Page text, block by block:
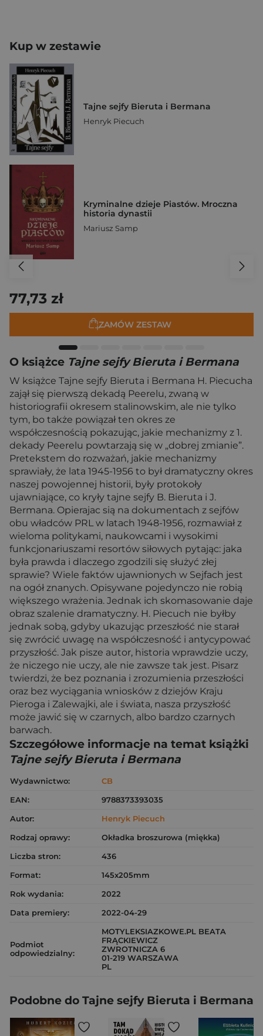
Kup w zestawie
Tajne sejfy Bieruta i Bermana
Henryk Piecuch
Kryminalne dzieje Piastów. Mroczna
historia dynastii
Mariusz Samp
77,73 zł
ZAMÓW ZESTAW
O książce Tajne sejfy Bieruta i Bermana
W książce Tajne sejfy Bieruta i Bermana H. Piecucha
zajął się pierwszą dekadą Peerelu, zwaną w
historiografii okresem stalinowskim, ale nie tylko
tym, bo także powiązał ten okres ze
współczesnością pokazując, jakie mechanizmy z 1.
dekady Peerelu powtarzają się w „dobrej zmianie”.
Pretekstem do rozważań, jakie mechanizmy
sprawiały, że lata 1945-1956 to był dramatyczny okres
naszej powojennej historii, były protokoły
ujawniające, co kryły tajne sejfy B. Bieruta i J.
Bermana. Opierajac sią na dokumentach z sejfów
obu władców PRL w latach 1948-1956, rozmawiał z
wieloma politykami, naukowcami i wysokimi
funkcjonariuszami resortów siłowych pytając: jaka
była prawda i dlaczego zgodzili się służyć złej
sprawie? Wiele faktów ujawnionych w Sejfach jest
na ogół znanych. Opisywane pojedynczo nie robią
większego wrażenia. Jednak ich skomasowanie daje
obraz szalenie dramatyczny. H. Piecuch nie byłby
jednak sobą, gdyby ukazując przeszłość nie starał
się zwrócić uwagę na współczesność i antycypować
przyszłość. Jak pisze autor, historia wprawdzie uczy,
że niczego nie uczy, ale nie zawsze tak jest. Pisarz
twierdzi, że bez poznania i zrozumienia przeszłości
oraz bez wyciągania wniosków z dziejów Kraju
Pieroga i Zalewajki, ale i świata, nasza przyszłość
może jawić się w czarnych, albo bardzo czarnych
barwach.
Szczegółowe informacje na temat książki
Tajne sejfy Bieruta i Bermana
Wydawnictwo:
CB
EAN:
9788373393035
Autor:
Henryk Piecuch
Rodzaj oprawy:
Okładka broszurowa (miękka)
Liczba stron:
436
Format:
145x205mm
Rok wydania:
2022
Data premiery:
2022-04-29
Podmiot
odpowiedzialny:
MOTYLEKSIAZKOWE.PL BEATA
FRĄCKIEWICZ
ZWROTNICZA 6
01-219 WARSZAWA
PL
Podobne do Tajne sejfy Bieruta i Bermana